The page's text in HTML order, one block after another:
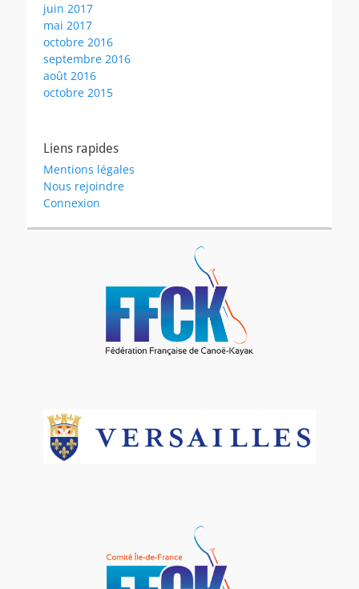
juin 2017
mai 2017
octobre 2016
septembre 2016
août 2016
octobre 2015
Liens rapides
Mentions légales
Nous rejoindre
Connexion